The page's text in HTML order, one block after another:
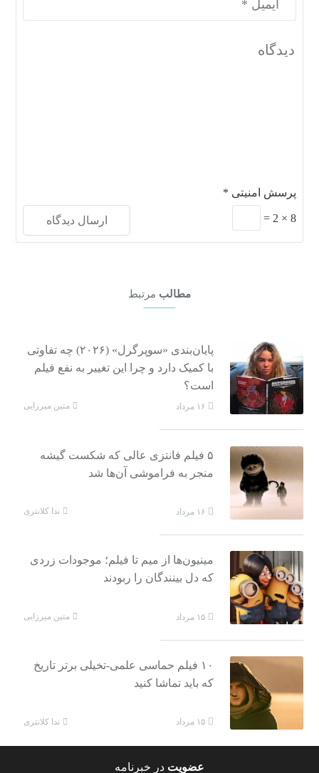
پرسش امنیتی *
8
×
2
=
مطالب مرتبط
پایان‌بندی «سوپرگرل» (۲۰۲۶) چه تفاوتی
با کمیک دارد و چرا این تغییر به نفع فیلم
است؟
۱۶ مرداد متین میرزایی
۵ فیلم فانتزی عالی که شکست گیشه
منجر به فراموشی آن‌ها شد
۱۶ مرداد ندا کلانتری
مینیون‌ها از میم تا فیلم؛ موجودات زردی
که دل بینندگان را ربودند
۱۵ مرداد متین میرزایی
۱۰ فیلم حماسی علمی-تخیلی برتر تاریخ
که باید تماشا کنید
۱۵ مرداد ندا کلانتری
عضویت در خبرنامه